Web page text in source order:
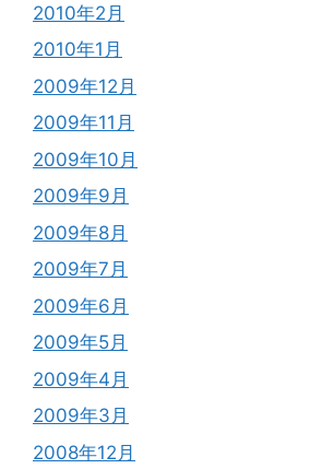
2010年2月
2010年1月
2009年12月
2009年11月
2009年10月
2009年9月
2009年8月
2009年7月
2009年6月
2009年5月
2009年4月
2009年3月
2008年12月